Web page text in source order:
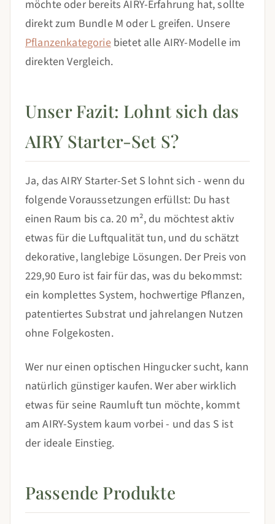
möchte oder bereits AIRY-Erfahrung hat, sollte
direkt zum Bundle M oder L greifen. Unsere
Pflanzenkategoriebietet alle AIRY-Modelle im
direkten Vergleich.
Unser Fazit: Lohnt sich das
AIRY Starter-Set S?
Ja, das AIRY Starter-Set S lohnt sich - wenn du
folgende Voraussetzungen erfüllst: Du hast
einen Raum bis ca. 20 m², du möchtest aktiv
etwas für die Luftqualität tun, und du schätzt
dekorative, langlebige Lösungen. Der Preis von
229,90 Euro ist fair für das, was du bekommst:
ein komplettes System, hochwertige Pflanzen,
patentiertes Substrat und jahrelangen Nutzen
ohne Folgekosten.
Wer nur einen optischen Hingucker sucht, kann
natürlich günstiger kaufen. Wer aber wirklich
etwas für seine Raumluft tun möchte, kommt
am AIRY-System kaum vorbei - und das S ist
der ideale Einstieg.
Passende Produkte